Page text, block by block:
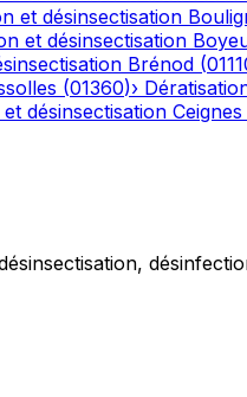
et désinsectisation
et désinsectisation
Brénod (
(01360)›
désinsectisation Ceignes